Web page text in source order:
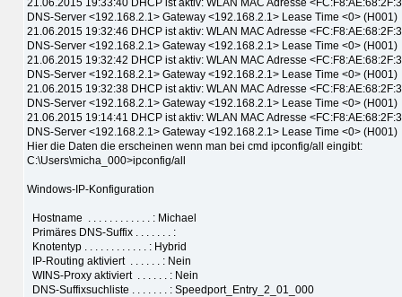
DNS-Server <192.168.2.1> Gateway <192.168.2.1> Lease Time <0> (H001)
21.06.2015 19:32:46 DHCP ist aktiv: WLAN MAC Adresse
DNS-Server <192.168.2.1> Gateway <192.168.2.1> Lease Time <0> (H001)
21.06.2015 19:32:42 DHCP ist aktiv: WLAN MAC Adresse
DNS-Server <192.168.2.1> Gateway <192.168.2.1> Lease Time <0> (H001)
21.06.2015 19:32:38 DHCP ist aktiv: WLAN MAC Adresse
DNS-Server <192.168.2.1> Gateway <192.168.2.1> Lease Time <0> (H001)
21.06.2015 19:14:41 DHCP ist aktiv: WLAN MAC Adresse
DNS-Server <192.168.2.1> Gateway <192.168.2.1> Lease Time <0> (H001)
Hier die Daten die erscheinen wenn man bei cmd ipconfig/all eingibt:
C:\Users\micha_000>ipconfig/all
Windows-IP-Konfiguration
Hostname . . . . . . . . . . . . : Michael
Primäres DNS-Suffix . . . . . . . :
Knotentyp . . . . . . . . . . . . : Hybrid
IP-Routing aktiviert . . . . . . : Nein
WINS-Proxy aktiviert . . . . . . : Nein
DNS-Suffixsuchliste . . . . . . . : Speedport_Entry_2_01_000